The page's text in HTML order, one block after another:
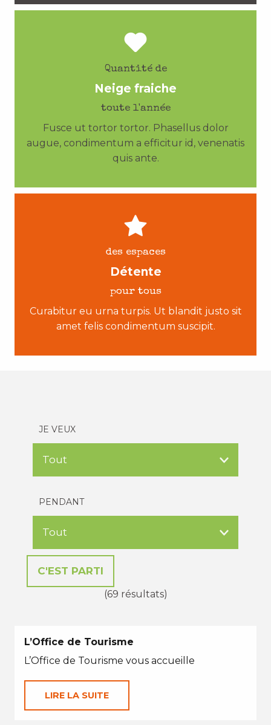
Quantité de
Neige fraiche
toute l'année
Fusce ut tortor tortor. Phasellus dolor
augue, condimentum a efficitur id, venenatis
quis ante.
des espaces
Détente
pour tous
Curabitur eu urna turpis. Ut blandit justo sit
amet felis condimentum suscipit.
JE VEUX
PENDANT
(69 résultats)
L’Office de Tourisme
L’Office de Tourisme vous accueille
LIRE LA SUITE